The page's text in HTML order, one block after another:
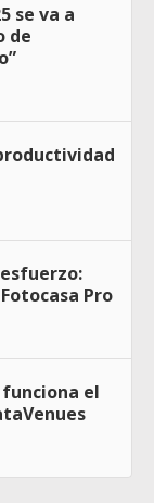
se va a
de
Pro
el